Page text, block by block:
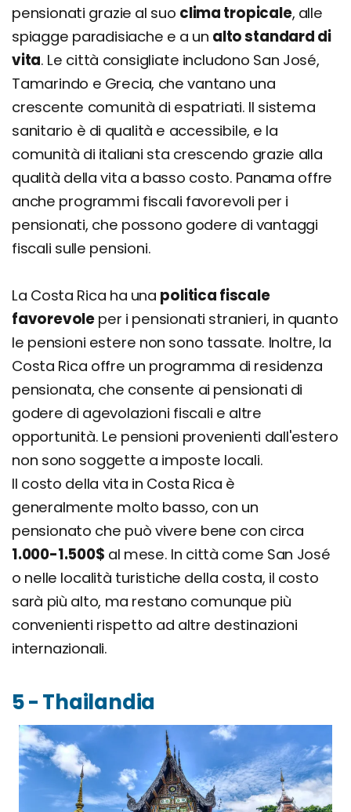
pensionati grazie al suo clima tropicale, alle
spiagge paradisiache e a un alto standard di
vita. Le città consigliate includono San José,
Tamarindo e Grecia, che vantano una
crescente comunità di espatriati. Il sistema
sanitario è di qualità e accessibile, e la
comunità di italiani sta crescendo grazie alla
qualità della vita a basso costo. Panama offre
anche programmi fiscali favorevoli per i
pensionati, che possono godere di vantaggi
fiscali sulle pensioni.
La Costa Rica ha una politica fiscale
favorevole per i pensionati stranieri, in quanto
le pensioni estere non sono tassate. Inoltre, la
Costa Rica offre un programma di residenza
pensionata, che consente ai pensionati di
godere di agevolazioni fiscali e altre
opportunità. Le pensioni provenienti dall'estero
non sono soggette a imposte locali.
Il costo della vita in Costa Rica è
generalmente molto basso, con un
pensionato che può vivere bene con circa
1.000-1.500$ al mese. In città come San José
o nelle località turistiche della costa, il costo
sarà più alto, ma restano comunque più
convenienti rispetto ad altre destinazioni
internazionali.
5 - Thailandia